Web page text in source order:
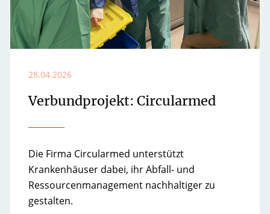
28.04.2026
Verbundprojekt: Circularmed
Die Firma Circularmed unterstützt
Krankenhäuser dabei, ihr Abfall- und
Ressourcenmanagement nachhaltiger zu
gestalten.